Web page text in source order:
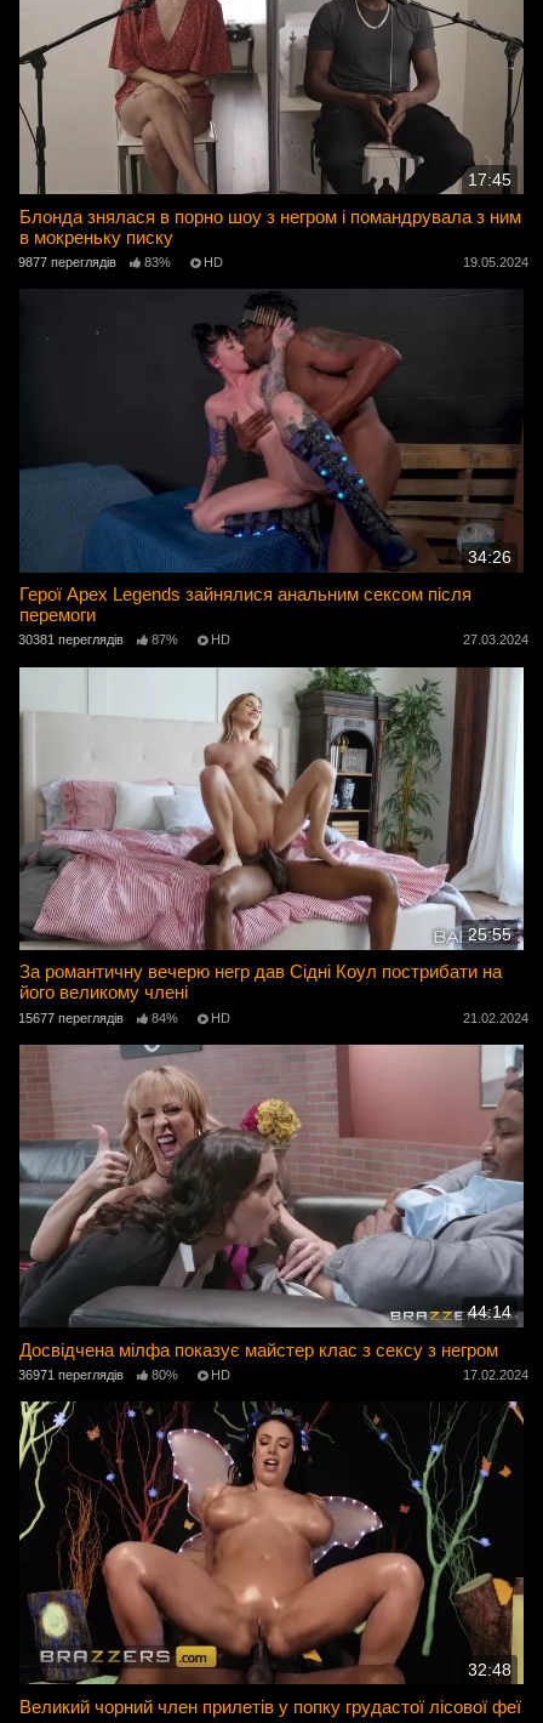
17:45
Блонда знялася в порно шоу з негром і помандрувала з ним
в мокреньку писку
9877 переглядів 83% HD 19.05.2024
34:26
Герої Apex Legends зайнялися анальним сексом після
перемоги
30381 переглядів 87% HD 27.03.2024
25:55
За романтичну вечерю негр дав Сідні Коул пострибати на
його великому члені
15677 переглядів 84% HD 21.02.2024
44:14
Досвідчена мілфа показує майстер клас з сексу з негром
36971 переглядів 80% HD 17.02.2024
32:48
Великий чорний член прилетів у попку грудастої лісової феї